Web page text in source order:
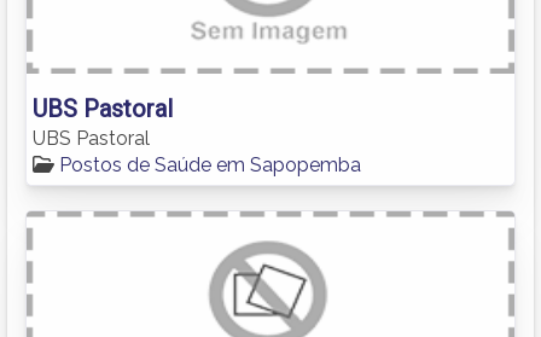
UBS Pastoral
UBS Pastoral
Postos de Saúde em Sapopemba